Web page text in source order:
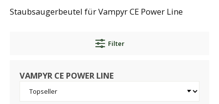
Staubsaugerbeutel für Vampyr CE Power Line
Filter
VAMPYR CE POWER LINE